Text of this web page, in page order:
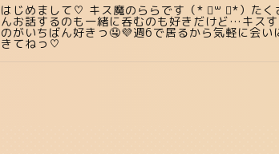
はじめまして♡ キス魔のららです（* ॑꒳ ॑*）たく
んお話するのも一緒に呑むのも好きだけど…キスす
のがいちばん好きっ🤤💜週6で居るから気軽に会い
きてねっ♡